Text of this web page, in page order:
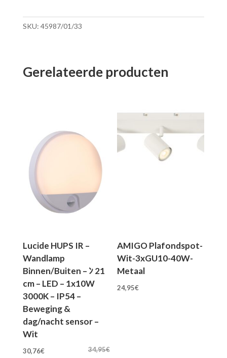
SKU: 45987/01/33
Gerelateerde producten
Lucide HUPS IR –
Wandlamp
Binnen/Buiten – ﾝ 21
cm – LED – 1x10W
3000K – IP54 –
Beweging &
dag/nacht sensor –
Wit
34,95€
Oorspronkelijke
30,76€Huidige
AMIGO Plafondspot-
Wit-3xGU10-40W-
Metaal
24,95€